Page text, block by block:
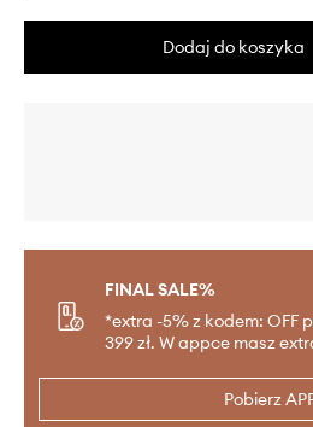
Dodaj do koszyka
FINAL SALE%
*extra -5% z kodem: OFF
399 zł. W appce masz
Pobierz